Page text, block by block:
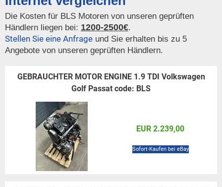
Die Kosten für BLS Motoren von unseren geprüften
Händlern liegen bei: 1200-2500€.
Stellen Sie eine Anfrage und Sie erhalten bis zu 5
Angebote von unseren geprüften Händlern.
GEBRAUCHTER MOTOR ENGINE 1.9 TDI Volkswagen
Golf Passat code: BLS
EUR 2.239,00
Sofort-Kaufen bei eBay